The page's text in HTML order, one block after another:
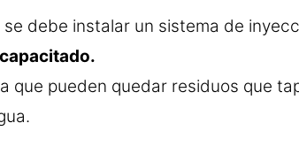
se debe instalar un sistema de
que pueden quedar residuos que